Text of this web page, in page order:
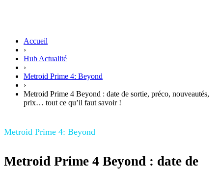
Accueil
›
Hub Actualité
›
Metroid Prime 4: Beyond
›
Metroid Prime 4 Beyond : date de sortie, préco, nouveautés,
prix… tout ce qu’il faut savoir !
Metroid Prime 4: Beyond
Metroid Prime 4 Beyond : date de